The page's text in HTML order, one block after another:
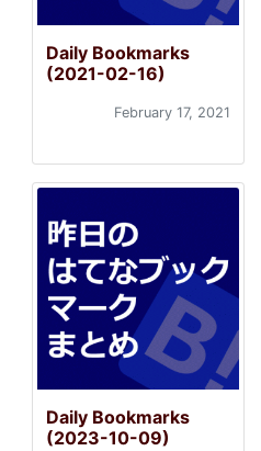
Daily Bookmarks
(2021-02-16)
February 17, 2021
Daily Bookmarks
(2023-10-09)